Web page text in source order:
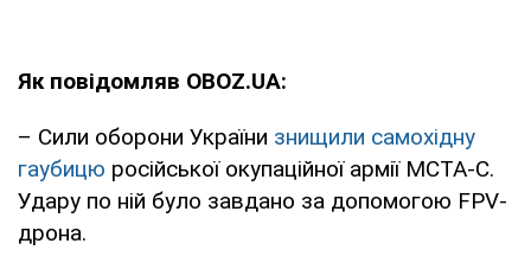
Як повідомляв OBOZ.UA:
– Сили оборони України знищили самохідну
гаубицю російської окупаційної армії МСТА-С.
Удару по ній було завдано за допомогою FPV-
дрона.